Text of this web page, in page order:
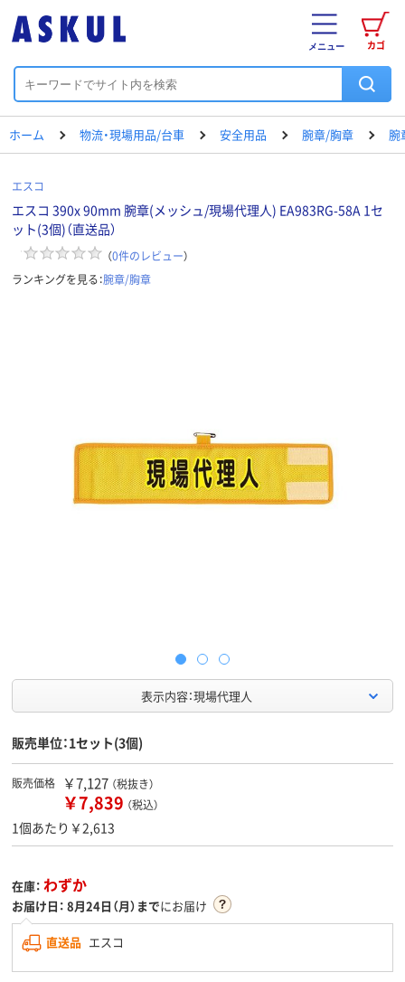
カゴ
メニュー
ホーム 物流・現場用品/台車 安全用品 腕章/胸章 腕
エスコ
エスコ 390x 90mm 腕章(メッシュ/現場代理人) EA983RG-58A 1セ
ット(3個)（直送品）
（0件のレビュー）
ランキングを見る：腕章/胸章
表示内容：現場代理人
販売単位：1セット(3個)
販売価格 ￥7,127 （税抜き）
￥7,839 （税込）
1個あたり￥2,613
在庫： わずか
お届け日： 8月24日（月）までにお届け
直送品 エスコ